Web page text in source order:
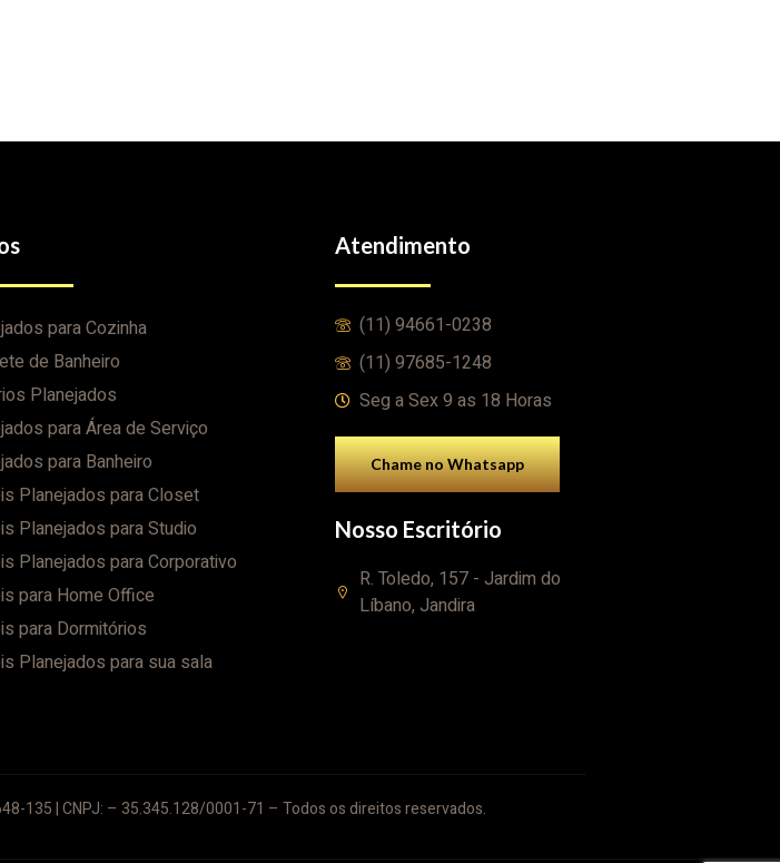
para Cozinha
de Banheiro
Planejados
para Área de Serviço
para Banheiro
Planejados para Closet
Planejados para Studio
Planejados para Corporativo
para Home Office
para Dormitórios
Planejados para sua sala
Atendimento
(11) 94661-0238
(11) 97685-1248
Seg a Sex 9 as 18 Horas
Chame no Whatsapp
Nosso Escritório
R. Toledo, 157 - Jardim do
Líbano, Jandira
135 | CNPJ: – 35.345.128/0001-71 – Todos os direitos reservados.